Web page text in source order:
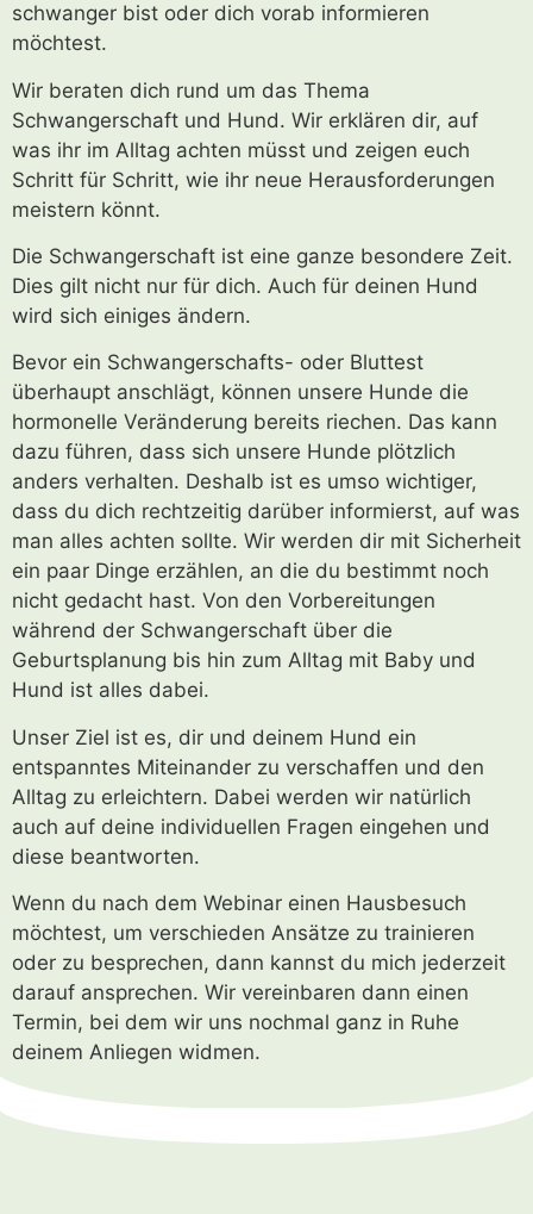
schwanger bist oder dich vorab informieren
möchtest.
Wir beraten dich rund um das Thema
Schwangerschaft und Hund. Wir erklären dir, auf
was ihr im Alltag achten müsst und zeigen euch
Schritt für Schritt, wie ihr neue Herausforderungen
meistern könnt.
Die Schwangerschaft ist eine ganze besondere Zeit.
Dies gilt nicht nur für dich. Auch für deinen Hund
wird sich einiges ändern.
Bevor ein Schwangerschafts- oder Bluttest
überhaupt anschlägt, können unsere Hunde die
hormonelle Veränderung bereits riechen. Das kann
dazu führen, dass sich unsere Hunde plötzlich
anders verhalten. Deshalb ist es umso wichtiger,
dass du dich rechtzeitig darüber informierst, auf was
man alles achten sollte. Wir werden dir mit Sicherheit
ein paar Dinge erzählen, an die du bestimmt noch
nicht gedacht hast. Von den Vorbereitungen
während der Schwangerschaft über die
Geburtsplanung bis hin zum Alltag mit Baby und
Hund ist alles dabei.
Unser Ziel ist es, dir und deinem Hund ein
entspanntes Miteinander zu verschaffen und den
Alltag zu erleichtern. Dabei werden wir natürlich
auch auf deine individuellen Fragen eingehen und
diese beantworten.
Wenn du nach dem Webinar einen Hausbesuch
möchtest, um verschieden Ansätze zu trainieren
oder zu besprechen, dann kannst du mich jederzeit
darauf ansprechen. Wir vereinbaren dann einen
Termin, bei dem wir uns nochmal ganz in Ruhe
deinem Anliegen widmen.